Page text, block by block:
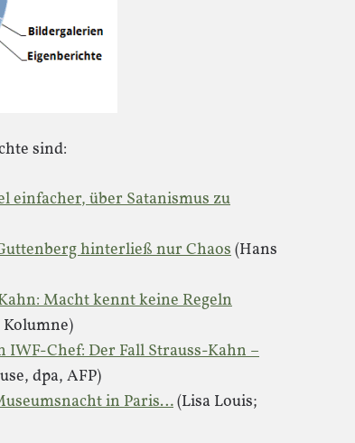
sind:
einfacher, über Satanismus zu
hinterließ nur Chaos(Hans
Macht kennt keine Regeln
Chef: Der Fall Strauss-Kahn –
dpa, AFP)
in Paris…(Lisa Louis;